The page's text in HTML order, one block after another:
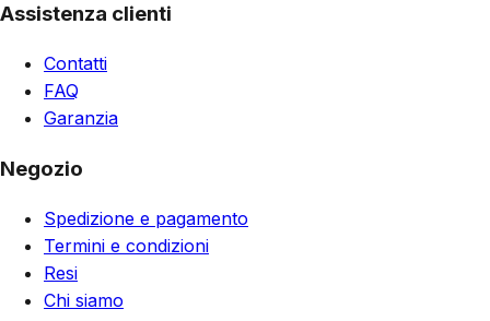
Assistenza clienti
Contatti
FAQ
Garanzia
Negozio
Spedizione e pagamento
Termini e condizioni
Resi
Chi siamo